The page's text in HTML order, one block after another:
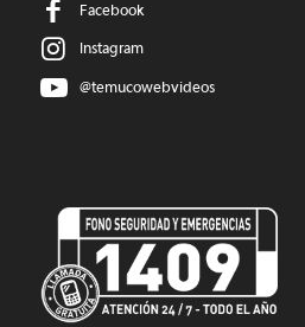
Facebook
Instagram
@temucowebvideos